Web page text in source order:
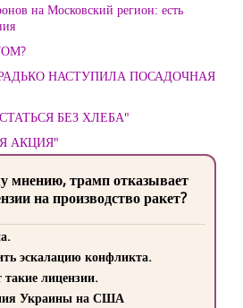
на Московский регион: есть
НАСТУПИЛА ПОСАДОЧНАЯ
БЕЗ ХЛЕБА"
АКЦИЯ"
мнению, трамп отказывает
на производство ракет?
эскалацию конфликта.
лицензии.
Украины на США